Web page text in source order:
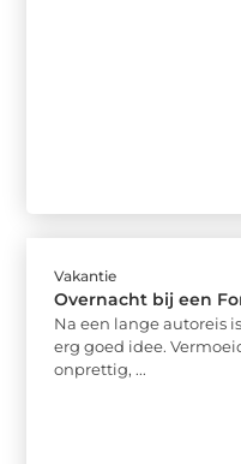
Vakantie
Overnacht bij een
Na een lange autoreis
erg goed idee.
onprettig, ...